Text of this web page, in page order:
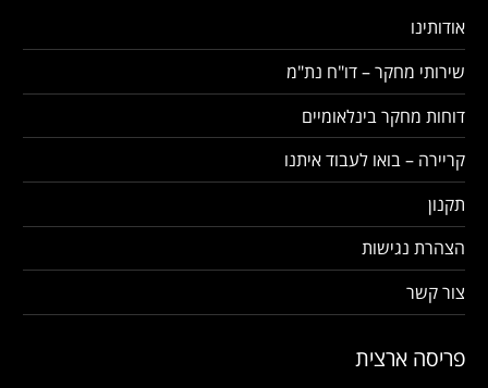
אודותינו
שירותי מחקר – דו"ח נת"מ
דוחות מחקר בינלאומיים
קריירה – בואו לעבוד איתנו
תקנון
הצהרת נגישות
צור קשר
פריסה ארצית